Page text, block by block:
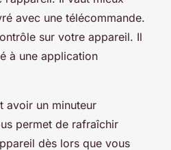
avec une télécommande.
sur votre appareil. Il
à une application
avoir un minuteur
permet de rafraîchir
dès lors que vous